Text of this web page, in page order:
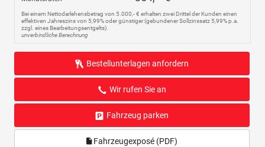
Bei einem Nettodarlehensbetrag von 5.000,- € erhalten zwei Drittel der Kunden einen
effektiven Jahreszins von 5,99% oder günstiger (gebundener Sollzinssatz 5,99% p.a.
zzgl. eines Bearbeitungsentgelts).
unverbindliche Berechnung
Bestellunterlagen anfordern
Wir rufen Sie an
Fahrzeug parken
Fahrzeugexposé (PDF)